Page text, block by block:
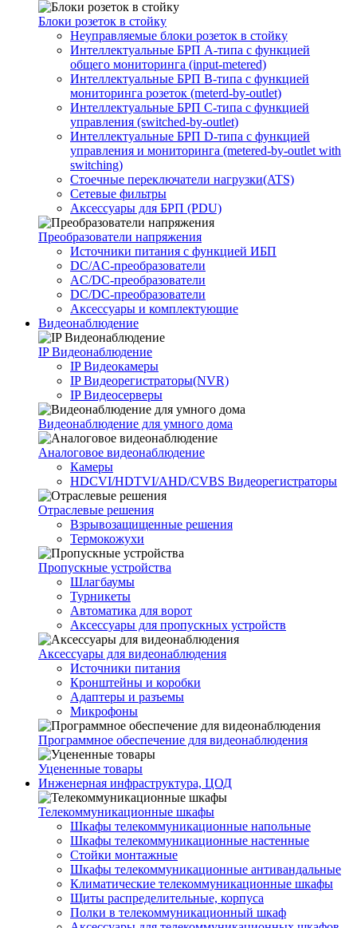
Блоки розеток в стойку
Неуправляемые блоки розеток в стойку
Интеллектуальные БРП А-типа с функцией
общего мониторинга (input-metered)
Интеллектуальные БРП B-типа с функцией
мониторинга розеток (meterd-by-outlet)
Интеллектуальные БРП C-типа с функцией
управления (switched-by-outlet)
Интеллектуальные БРП D-типа с функцией
управления и мониторинга (metered-by-outlet with
switching)
Стоечные переключатели нагрузки(ATS)
Сетевые фильтры
Аксессуары для БРП (PDU)
Преобразователи напряжения
Источники питания c функцией ИБП
DC/AC-преобразователи
AC/DC-преобразователи
DC/DC-преобразователи
Аксессуары и комплектующие
Видеонаблюдение
IP Видеонаблюдение
IP Видеокамеры
IP Видеорегистраторы(NVR)
IP Видеосерверы
Видеонаблюдение для умного дома
Аналоговое видеонаблюдение
Камеры
HDCVI/HDTVI/AHD/CVBS Видеорегистраторы
Отраслевые решения
Взрывозащищенные решения
Термокожухи
Пропускные устройства
Шлагбаумы
Турникеты
Автоматика для ворот
Аксессуары для пропускных устройств
Аксессуары для видеонаблюдения
Источники питания
Кронштейны и коробки
Адаптеры и разъемы
Микрофоны
Программное обеспечение для видеонаблюдения
Уцененные товары
Инженерная инфраструктура, ЦОД
Телекоммуникационные шкафы
Шкафы телекоммуникационные напольные
Шкафы телекоммуникационные настенные
Стойки монтажные
Шкафы телекоммуникационные антивандальные
Климатические телекоммуникационные шкафы
Щиты распределительные, корпуса
Полки в телекоммуникационный шкаф